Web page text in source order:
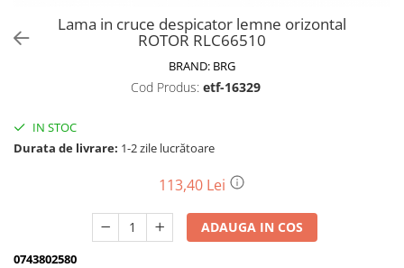
Motoburghie si accesorii
Drujbe pe benzina
Drujbe cu acumulator
Consumabile drujbe, fierastraie
Drujbe electrice
Unelte electrice busteni
Lama in cruce despicator lemne orizontal
ROTOR RLC66510
BRAND: BRG
Cod Produs: etf-16329
IN STOC
Durata de livrare: 1-2 zile lucrătoare
113,40 Lei
ADAUGA IN COS
0743802580